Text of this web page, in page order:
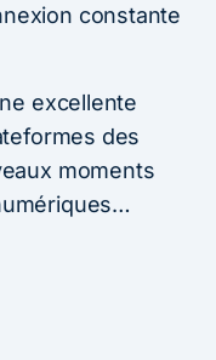
constante
excellente
des
moments